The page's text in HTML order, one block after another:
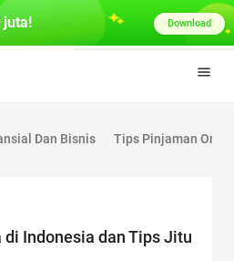
Dan Bisnis Tips Pinjaman
di Indonesia dan Tips Jitu
juta! Download